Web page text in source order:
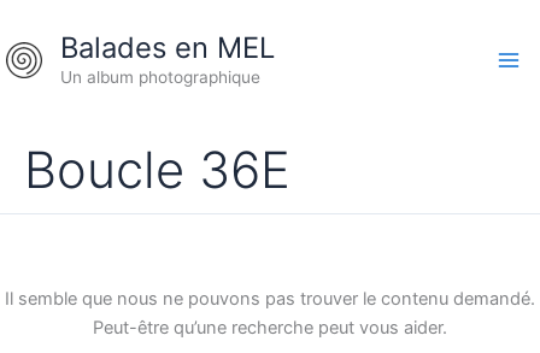
au
contenu
Balades en MEL
Un album photographique
Boucle 36E
Il semble que nous ne pouvons pas trouver le contenu demandé.
Peut-être qu’une recherche peut vous aider.